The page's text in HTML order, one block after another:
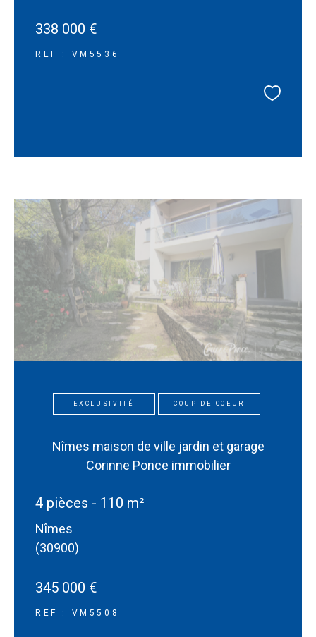
338 000 €
REF : VM5536
EXCLUSIVITÉ COUP DE COEUR
Nîmes maison de ville jardin et garage
Corinne Ponce immobilier
4 pièces - 110 m²
Nîmes
(30900)
345 000 €
REF : VM5508